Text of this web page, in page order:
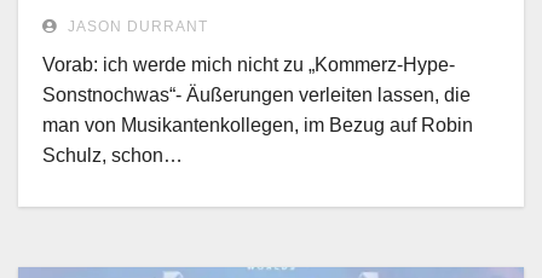
JASON DURRANT
Vorab: ich werde mich nicht zu „Kommerz-Hype-
Sonstnochwas“- Äußerungen verleiten lassen, die
man von Musikantenkollegen, im Bezug auf Robin
Schulz, schon…